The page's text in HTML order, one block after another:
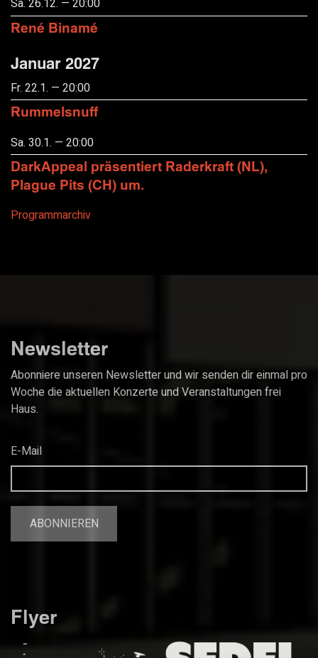
Sa. 26.12. — 20:00
René Binamé
Januar 2027
Fr. 22.1. — 20:00
Rummelsnuff
Sa. 30.1. — 20:00
DarkAppeal präsentiert Raderkraft (NL),
Plague Pits (CH) um.
Programmarchiv
Newsletter
Abonniere unseren Newsletter und wir senden dir einmal pro
Woche die aktuellen Konzerte und Veranstaltungen frei
Haus.
E-Mail
Flyer